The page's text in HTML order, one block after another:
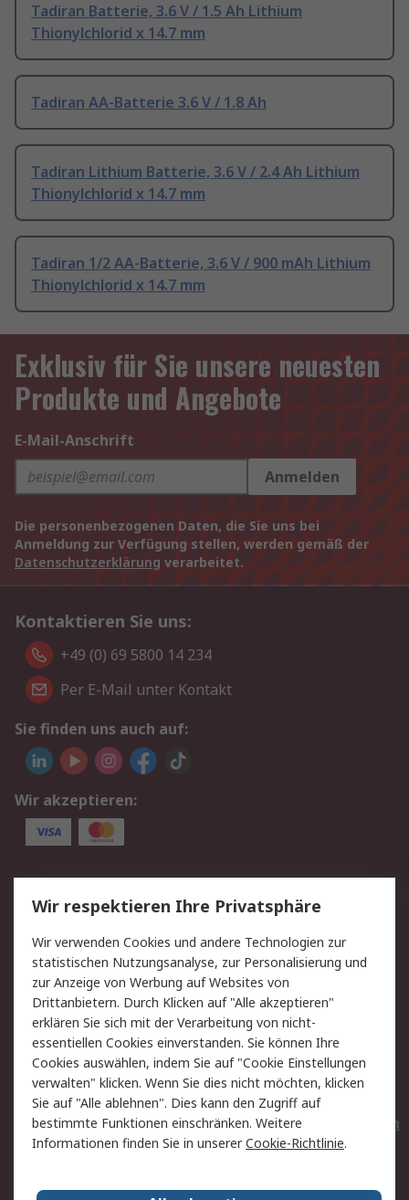
Tadiran Batterie, 3.6 V / 1.5 Ah Lithium
Thionylchlorid x 14.7 mm
Tadiran AA-Batterie 3.6 V / 1.8 Ah
Tadiran Lithium Batterie, 3.6 V / 2.4 Ah Lithium
Thionylchlorid x 14.7 mm
Tadiran 1/2 AA-Batterie, 3.6 V / 900 mAh Lithium
Thionylchlorid x 14.7 mm
Exklusiv für Sie unsere neuesten
Produkte und Angebote
E-Mail-Anschrift
Anmelden
Die personenbezogenen Daten, die Sie uns bei
Anmeldung zur Verfügung stellen, werden gemäß der
Datenschutzerklärung verarbeitet.
Kontaktieren Sie uns:
+49 (0) 69 5800 14 234
Per E-Mail unter Kontakt
Sie finden uns auch auf:
Wir akzeptieren:
Service
Value Added Services
Lieferlösungen
Rücksendungen
Kontakt
Hilfe
Privatkunden
Rechtliches
AGB
Datenschutz
Cookie-Richtlinie
Zahlungsbedingungen
Copyright/Impressum
Entsorgung
Elektrogeräte/Batterien
Wir respektieren Ihre Privatsphäre
Wir verwenden Cookies und andere Technologien zur
statistischen Nutzungsanalyse, zur Personalisierung und
zur Anzeige von Werbung auf Websites von
Drittanbietern. Durch Klicken auf "Alle akzeptieren"
erklären Sie sich mit der Verarbeitung von nicht-
essentiellen Cookies einverstanden. Sie können Ihre
Cookies auswählen, indem Sie auf "Cookie Einstellungen
verwalten" klicken. Wenn Sie dies nicht möchten, klicken
Sie auf "Alle ablehnen". Dies kann den Zugriff auf
bestimmte Funktionen einschränken. Weitere
Informationen finden Sie in unsererCookie-Richtlinie.